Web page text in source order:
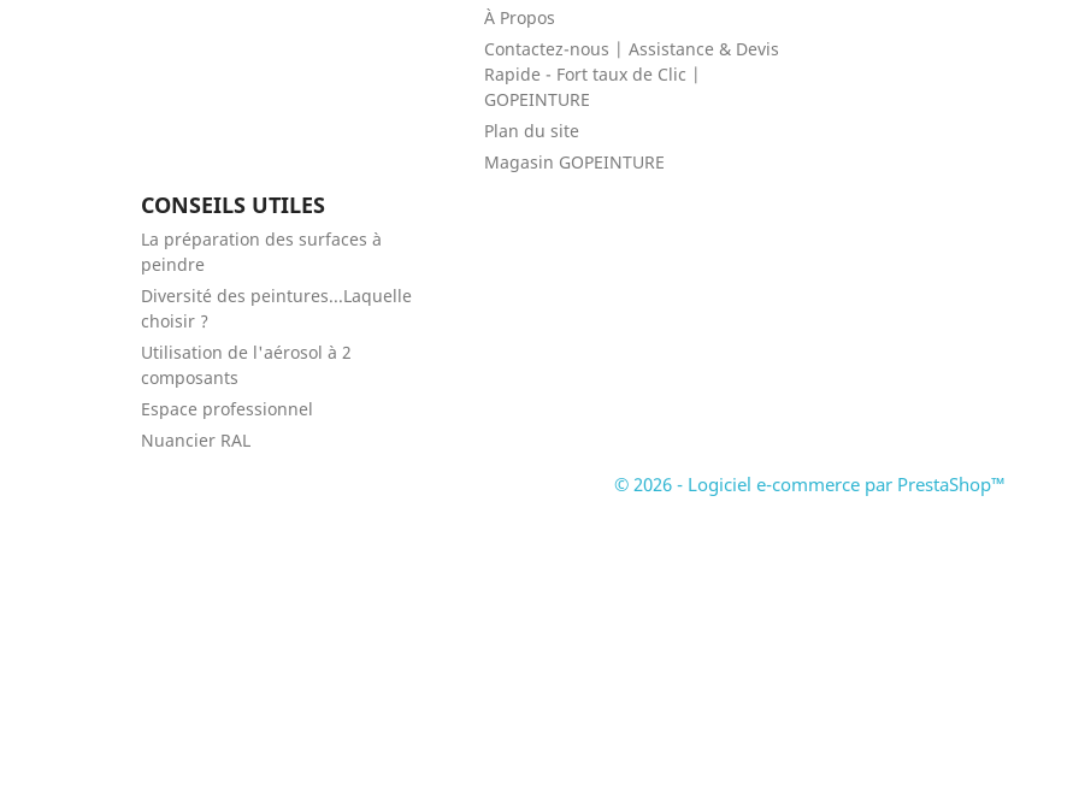
À Propos
Contactez-nous | Assistance & Devis
Rapide - Fort taux de Clic |
GOPEINTURE
Plan du site
Magasin GOPEINTURE
CONSEILS UTILES
La préparation des surfaces à
peindre
Diversité des peintures...Laquelle
choisir ?
Utilisation de l'aérosol à 2
composants
Espace professionnel
Nuancier RAL
© 2026 - Logiciel e-commerce par PrestaShop™